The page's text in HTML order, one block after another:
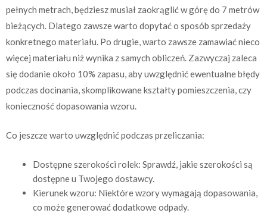
pełnych metrach, będziesz musiał zaokrąglić w górę do 7 metrów
bieżących. Dlatego zawsze warto dopytać o sposób sprzedaży
konkretnego materiału. Po drugie, warto zawsze zamawiać nieco
więcej materiału niż wynika z samych obliczeń. Zazwyczaj zaleca
się dodanie około 10% zapasu, aby uwzględnić ewentualne błędy
podczas docinania, skomplikowane kształty pomieszczenia, czy
konieczność dopasowania wzoru.
Co jeszcze warto uwzględnić podczas przeliczania:
Dostępne szerokości rolek: Sprawdź, jakie szerokości są
dostępne u Twojego dostawcy.
Kierunek wzoru: Niektóre wzory wymagają dopasowania,
co może generować dodatkowe odpady.